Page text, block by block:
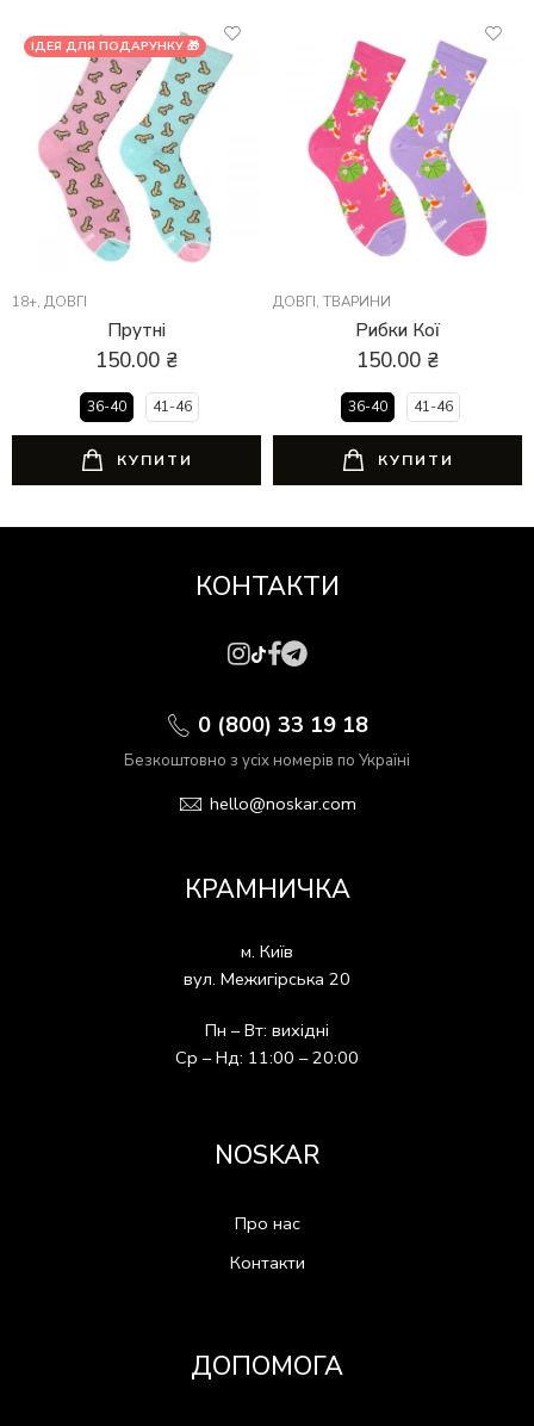
ІДЕЯ ДЛЯ ПОДАРУНКУ 🎁
18+, ДОВГІ
Прутні
150.00 ₴
36-40 41-46
КУПИТИ
ДОВГІ, ТВАРИНИ
Рибки Кої
150.00 ₴
36-40 41-46
КУПИТИ
КОНТАКТИ
0 (800) 33 19 18
Безкоштовно з усіх номерів по Україні
hello@noskar.com
КРАМНИЧКА
м. Київ
вул. Межигірська 20
Пн – Вт: вихідні
Ср – Нд: 11:00 – 20:00
NOSKAR
Про нас
Контакти
ДОПОМОГА